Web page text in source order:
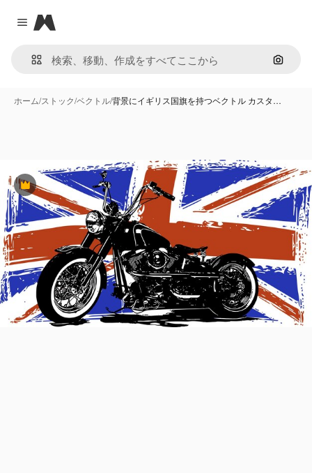
Close menu
Magnific
画像で
ホーム/ストック/ベクトル/背景にイギリス国旗を持つベクトル カスタ…
Premium